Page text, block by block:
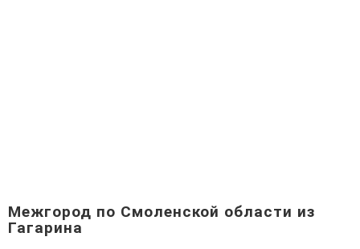
Межгород по Смоленской области из
Гагарина